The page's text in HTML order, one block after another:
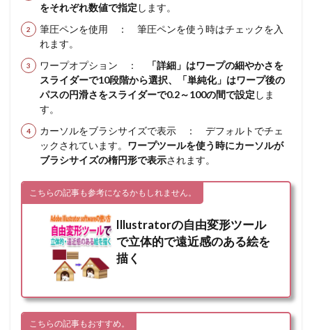
をそれぞれ数値で指定 します。
筆圧ペンを使用 ： 筆圧ペンを使う時はチェックを入
れます。
ワープオプション ：
「詳細」はワープの細やかさを
スライダーで10段階から選択、「単純化」はワープ後の
パスの円滑さをスライダーで0.2～100の間で設定 しま
す。
カーソルをブラシサイズで表示 ： デフォルトでチェ
ックされています。 ワープツールを使う時にカーソルが
ブラシサイズの楕円形で表示されます。
こちらの記事も参考になるかもしれません。
Illustratorの自由変形ツール
で立体的で遠近感のある絵を
描く
こちらの記事もおすすめ。